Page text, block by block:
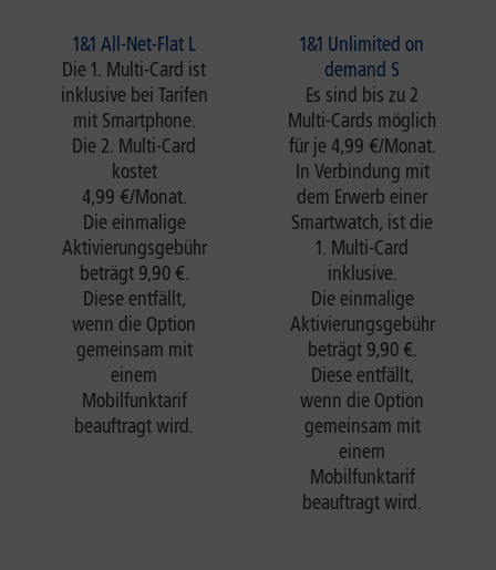
1&1 All-Net-Flat L
Die 1. Multi-Card ist
inklusive bei Tarifen
mit Smartphone.
Die 2. Multi-Card
kostet
4,99 €/Monat.
Die einmalige
Aktivierungsgebühr
beträgt 9,90 €.
Diese entfällt,
wenn die Option
gemeinsam mit
einem
Mobilfunktarif
beauftragt wird.
1&1 Unlimited on
demand S
Es sind bis zu 2
Multi-Cards möglich
für je 4,99 €/Monat.
In Verbindung mit
dem Erwerb einer
Smartwatch, ist die
1. Multi-Card
inklusive.
Die einmalige
Aktivierungsgebühr
beträgt 9,90 €.
Diese entfällt,
wenn die Option
gemeinsam mit
einem
Mobilfunktarif
beauftragt wird.